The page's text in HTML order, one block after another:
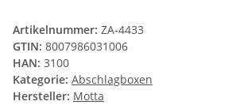
Artikelnummer: ZA-4433
GTIN: 8007986031006
HAN: 3100
Kategorie: Abschlagboxen
Hersteller: Motta